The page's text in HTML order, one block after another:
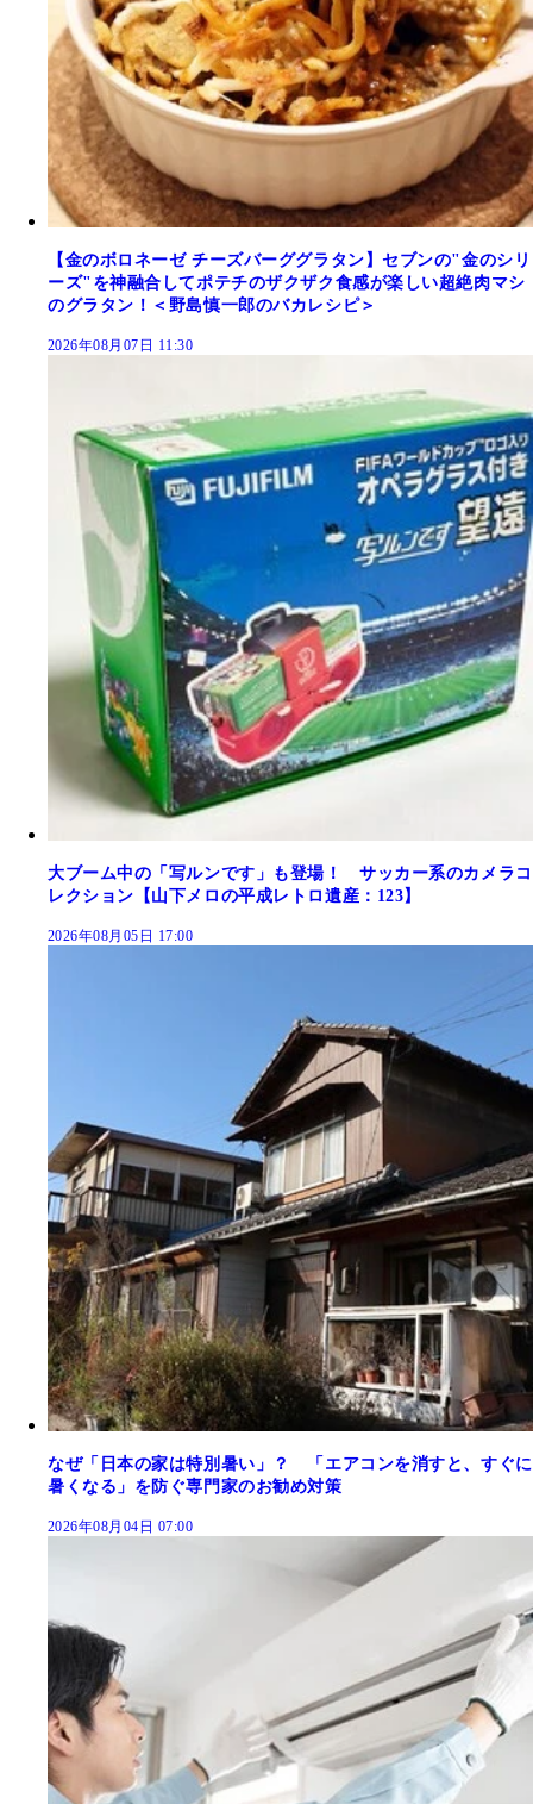
【金のボロネーゼ チーズバーググラタン】セブンの"金のシリ
ーズ"を神融合してポテチのザクザク食感が楽しい超絶肉マシ
のグラタン！＜野島慎一郎のバカレシピ＞
2026年08月07日 11:30
大ブーム中の「写ルンです」も登場！ サッカー系のカメラコ
レクション【山下メロの平成レトロ遺産：123】
2026年08月05日 17:00
なぜ「日本の家は特別暑い」？ 「エアコンを消すと、すぐに
暑くなる」を防ぐ専門家のお勧め対策
2026年08月04日 07:00